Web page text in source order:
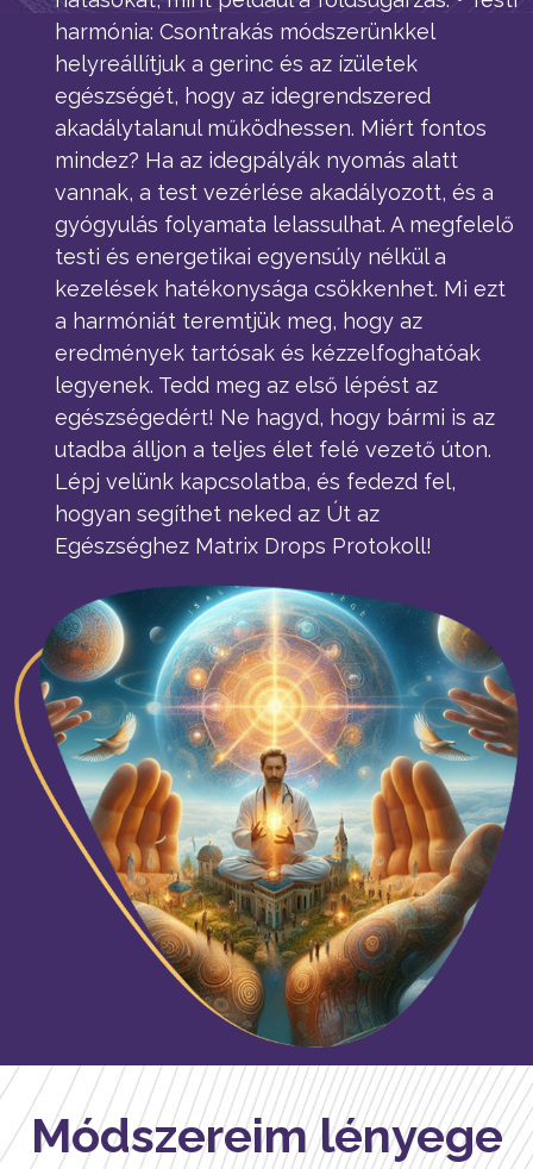
harmónia: Csontrakás módszerünkkel
helyreállítjuk a gerinc és az ízületek
egészségét, hogy az idegrendszered
akadálytalanul működhessen. Miért fontos
mindez? Ha az idegpályák nyomás alatt
vannak, a test vezérlése akadályozott, és a
gyógyulás folyamata lelassulhat. A megfelelő
testi és energetikai egyensúly nélkül a
kezelések hatékonysága csökkenhet. Mi ezt
a harmóniát teremtjük meg, hogy az
eredmények tartósak és kézzelfoghatóak
legyenek. Tedd meg az első lépést az
egészségedért! Ne hagyd, hogy bármi is az
utadba álljon a teljes élet felé vezető úton.
Lépj velünk kapcsolatba, és fedezd fel,
hogyan segíthet neked az Út az
Egészséghez Matrix Drops Protokoll!
Módszereim lényege